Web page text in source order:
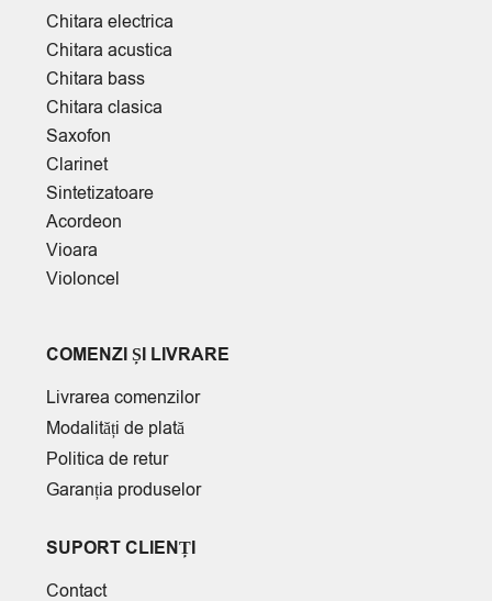
Chitara electrica
Chitara acustica
Chitara bass
Chitara clasica
Saxofon
Clarinet
Sintetizatoare
Acordeon
Vioara
Violoncel
COMENZI ȘI LIVRARE
Livrarea comenzilor
Modalități de plată
Politica de retur
Garanția produselor
SUPORT CLIENȚI
Contact